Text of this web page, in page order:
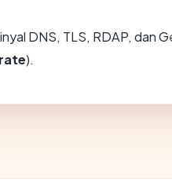
DNS, TLS, RDAP, dan
).